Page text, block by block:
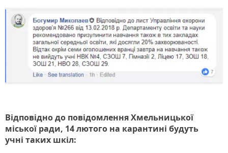
Відповідно до повідомлення Хмельницької
міської ради, 14 лютого на карантині будуть
учні таких шкіл: